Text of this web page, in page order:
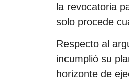
la revocatoria
solo procede
Respecto al
incumplió su
horizonte de